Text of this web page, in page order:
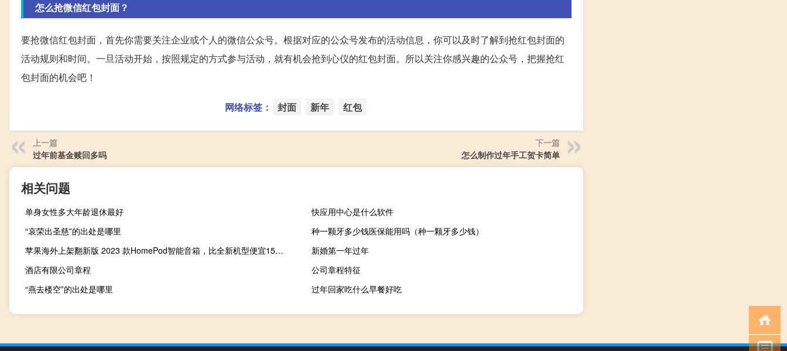
怎么抢微信红包封面？
要抢微信红包封面，首先你需要关注企业或个人的微信公众号。根据对应的公众号发布的活动信息，你可以及时了解到抢红包封面的
活动规则和时间。一旦活动开始，按照规定的方式参与活动，就有机会抢到心仪的红包封面。所以关注你感兴趣的公众号，把握抢红
包封面的机会吧！
网络标签： 封面 新年 红包
上一篇
过年前基金赎回多吗
下一篇
怎么制作过年手工贺卡简单
相关问题
单身女性多大年龄退休最好
快应用中心是什么软件
“哀荣出圣慈”的出处是哪里
种一颗牙多少钱医保能用吗（种一颗牙多少钱）
苹果海外上架翻新版 2023 款HomePod智能音箱，比全新机型便宜15% 到底什么情况嘞
新婚第一年过年
酒店有限公司章程
公司章程特征
“燕去楼空”的出处是哪里
过年回家吃什么早餐好吃